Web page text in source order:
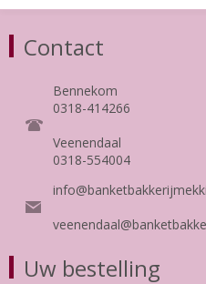
Contact
Bennekom
0318-414266
Veenendaal
0318-554004
Uw bestelling